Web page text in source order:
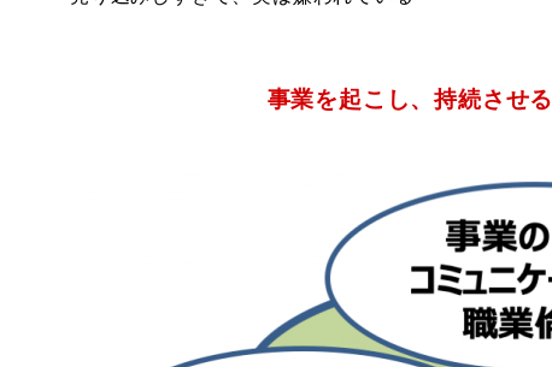
事業を起こし、持続させ